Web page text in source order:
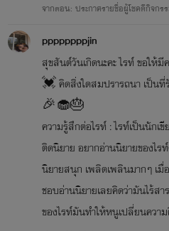
มัสซีที่กำลังเอื้อมมือไปบิดลูกบิดป
ได้ยินเสียงประหลาดดังขึ้นอย่าง
ประตูก่อนจะยืนฟังจนแน่ใจจึงเปิ
ของหล่อนกำลังเปลือยเปล่าท่อน
สภาพเสื้อผ้าหลุดลุ่ยปรากฎขึ้นอย่า
"ฮึกกก พี่ตะวัน!"
จากตอน: ประกาศรายชื่อผู้โชคดีกิจกร
ppppppppjin
สุขสันต์วันเกิดนะคะ ไรท์ ขอให้มี
💓 คิดสิ่งใดสมปรารถนา เป็นที่
🎉🧁🎂
ความรู้สึกต่อไรท์ : ไรท์เป็นนักเ
ติดนิยาย อยากอ่านนิยายของไร
นิยายสนุก เพลิดเพลินมากๆ เมื่
ชอบอ่านนิยายเลยคิดว่ามันไร้สา
ของไรท์มันทำให้หนูเปลี่ยนควา